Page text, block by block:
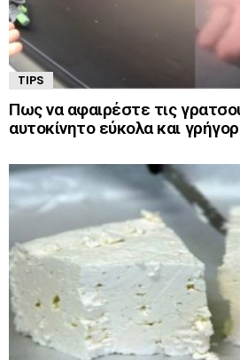
TIPS
Πως να αφαιρέστε τις
αυτοκίνητο εύκολα και